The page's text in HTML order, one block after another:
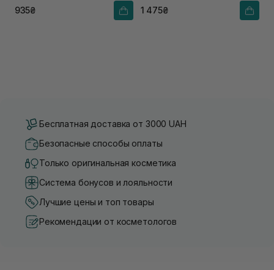
935₴ 1 475₴
Бесплатная доставка от 3000 UAH
Безопасные способы оплаты
Только оригинальная косметика
Система бонусов и лояльности
Лучшие цены и топ товары
Рекомендации от косметологов